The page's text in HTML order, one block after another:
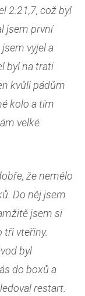
2:21,7, což byl
jsem první
vyjel a
byl na trati
kvůli pádům
kolo a tím
velké
že nemělo
Do něj jsem
jsem si
tři vteřiny.
byl
do boxů a
restart.